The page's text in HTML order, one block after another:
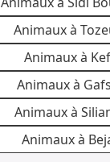
Animaux à
Animaux à Kef
Animaux à
Animaux à
Animaux à